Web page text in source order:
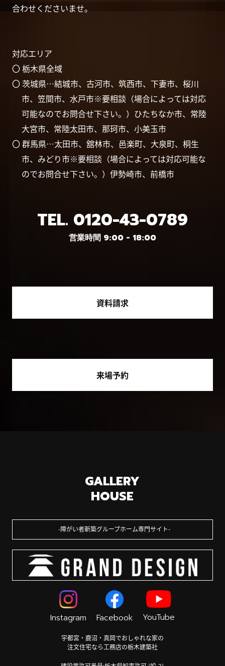
合わせくださいませ。
対応エリア
〇 栃木県全域
〇 茨城県…結城市、古河市、筑西市、下妻市、桜川
市、笠間市、水戸市※要相談（場合によっては対応
可能なのでお問合せ下さい。）ひたちなか市、常陸
大宮市、常陸太田市、那珂市、小美玉市
〇 群馬県…太田市、舘林市、邑楽町、大泉町、桐生
市、みどり市※要相談（場合によっては対応可能な
のでお問合せ下さい。）伊勢崎市、前橋市
TEL. 0120-43-0789
営業時間 9:00 - 18:00
資料請求
来場予約
GALLERY
HOUSE
障がい者新築グループホーム専門サイト
Instagram Facebook YouTube
宇都宮・鹿沼・真岡でおしゃれな家の
注文住宅なら工務店の栃木建築社